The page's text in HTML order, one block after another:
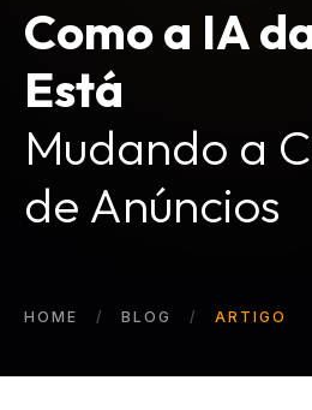
Como a IA
Está
Mudando a
de Anúncios
HOME BLOG ARTIGO